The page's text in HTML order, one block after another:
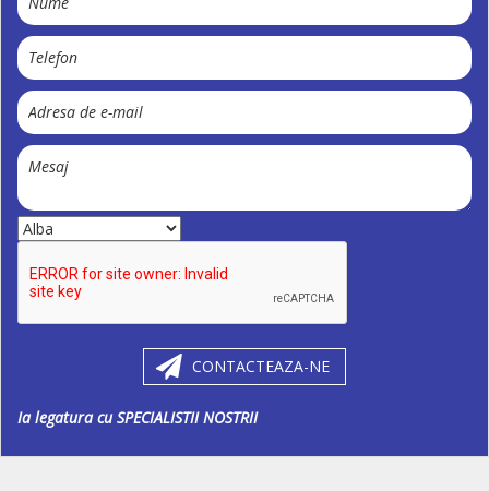
CONTACTEAZA-NE
Ia legatura cu SPECIALISTII NOSTRII